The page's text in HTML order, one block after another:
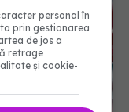
eficiența
personal în
prin gestionarea
de jos a
retrage
și cookie-